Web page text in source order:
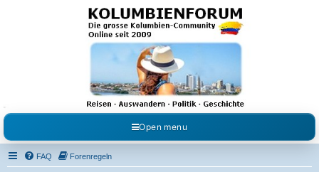
Kolumbienforum - Das
grosse Forum der
Freunde Kolumbiens
Reisen, Auswandern, Kultur, Politik, Geschichte und Visum in Kolumbien und Venezuela.
Austausch, Erfahrungen und Gemeinschaft im Kolumbienforum
Open menu
FAQ Forenregeln